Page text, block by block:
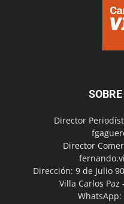
Director
Director
Dirección: 9 de Julio
Villa Carlos
WhatsApp: